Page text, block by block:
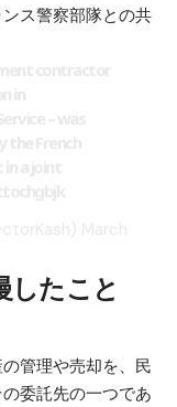
ス警察部隊との共
したこと
管理や売却を、民
委託先の一つであ